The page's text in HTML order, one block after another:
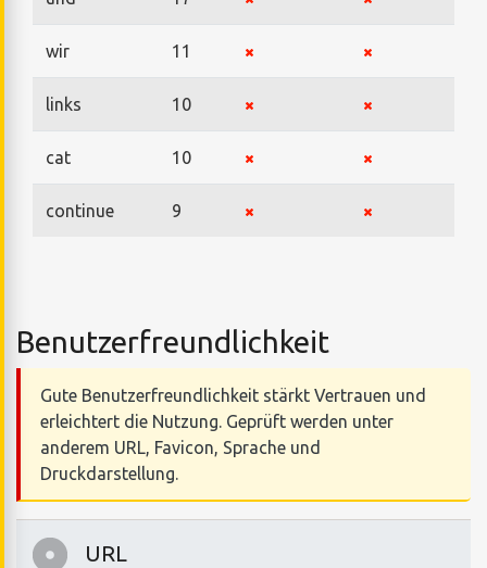
wir 11
links 10
cat 10
continue 9
Benutzerfreundlichkeit
Gute Benutzerfreundlichkeit stärkt Vertrauen und
erleichtert die Nutzung. Geprüft werden unter
anderem URL, Favicon, Sprache und
Druckdarstellung.
URL